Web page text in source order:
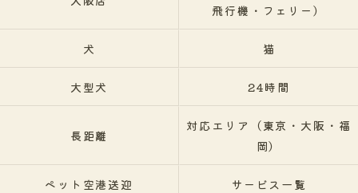
飛行機・フェリー）
犬 猫
大型犬 24時間
長距離
対応エリア（東京・大阪・福
岡）
ペット空港送迎 サービス一覧